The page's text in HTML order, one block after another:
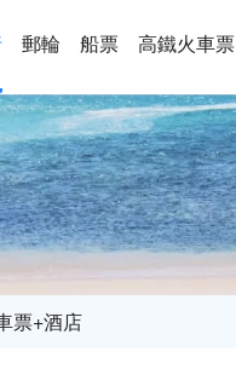
郵輪 船票 高鐵火車票
票+酒店